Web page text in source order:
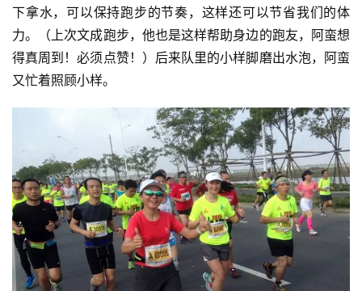
视
频
用
户
运
动
集
下拿水，可以保持跑步的节奏，这样还可以节省我们的体
力。（上次文成跑步，他也是这样帮助身边的跑友，阿蛮想
得真周到！必须点赞！）后来队里的小样脚磨出水泡，阿蛮
又忙着照顾小样。